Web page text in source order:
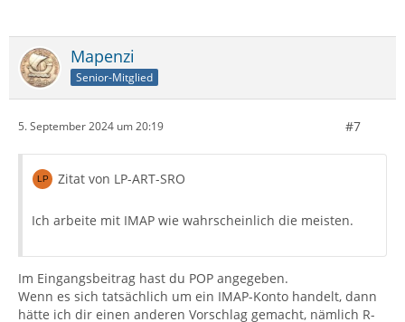
Mapenzi
Senior-Mitglied
5. September 2024 um 20:19 #7
Zitat von LP-ART-SRO
Ich arbeite mit IMAP wie wahrscheinlich die meisten.
Im Eingangsbeitrag hast du POP angegeben.
Wenn es sich tatsächlich um ein IMAP-Konto handelt, dann
hätte ich dir einen anderen Vorschlag gemacht, nämlich R-